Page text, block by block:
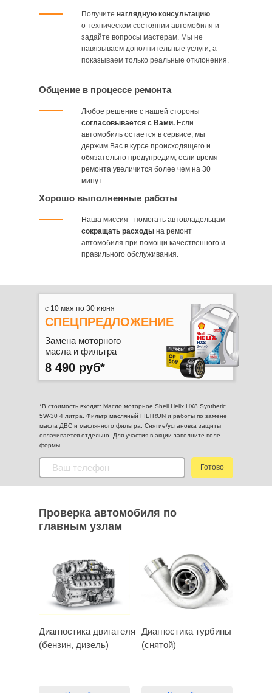
Получите наглядную консультацию
о техническом состоянии автомобиля и
задайте вопросы мастерам. Мы не
навязываем дополнительные услуги, а
показываем только реальные отклонения.
Общение в процессе ремонта
Любое решение с нашей стороны
согласовывается с Вами. Если
автомобиль остается в сервисе, мы
держим Вас в курсе происходящего и
обязательно предупредим, если время
ремонта увеличится более чем на 30
минут.
Хорошо выполненные работы
Наша миссия - помогать автовладельцам
сокращать расходы на ремонт
автомобиля при помощи качественного и
правильного обслуживания.
СПЕЦПРЕДЛОЖЕНИЕ
Замена моторного
масла и фильтра
с 10 мая по 30 июня
8 490 руб*
*В стоимость входят: Масло моторное Shell Helix HX8 Synthetic
5W-30 4 литра. Фильтр масляный FILTRON и работы по замене
масла ДВС и маслянного фильтра. Снятие/установка защиты
оплачивается отдельно. Для участия в акции заполните поле
формы.
Готово
Проверка автомобиля по
главным узлам
Диагностика двигателя
(бензин, дизель)
Диагностика турбины
(снятой)